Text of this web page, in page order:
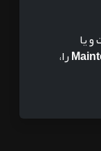
یا
را،